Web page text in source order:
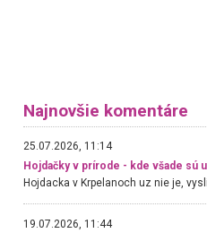
Najnovšie komentáre
25.07.2026, 11:14
Hojdačky v prírode - kde všade sú
19.07.2026, 11:44